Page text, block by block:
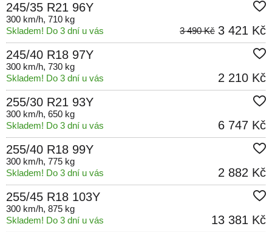
245/35 R21 96Y
300 km/h, 710 kg
Skladem! Do 3 dní u vás
3 421 Kč
3 490 Kč
245/40 R18 97Y
300 km/h, 730 kg
Skladem! Do 3 dní u vás
2 210 Kč
255/30 R21 93Y
300 km/h, 650 kg
Skladem! Do 3 dní u vás
6 747 Kč
255/40 R18 99Y
300 km/h, 775 kg
Skladem! Do 3 dní u vás
2 882 Kč
255/45 R18 103Y
300 km/h, 875 kg
Skladem! Do 3 dní u vás
13 381 Kč